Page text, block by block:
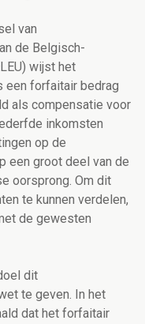
van
de Belgisch-
wijst het
een forfaitair bedrag
als compensatie voor
inkomsten
op de
een groot deel van de
oorsprong. Om dit
te kunnen verdelen,
de gewesten
dit
te geven. In het
dat het forfaitair